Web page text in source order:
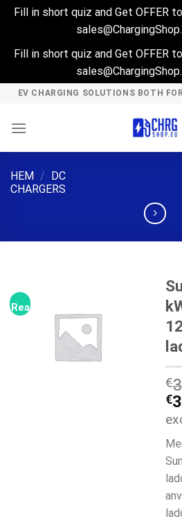
Fill in short quiz and Get OFFER
Fill in short quiz and Get OFFER
Skip
content
EV CHARGING SOLUTIONS BOTH
HEM / DC
CHARGERS
Rea!
€
€